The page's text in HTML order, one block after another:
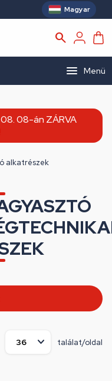
Magyar
Menü
08-án ZÁRVA
alkatrészek
találat/oldal